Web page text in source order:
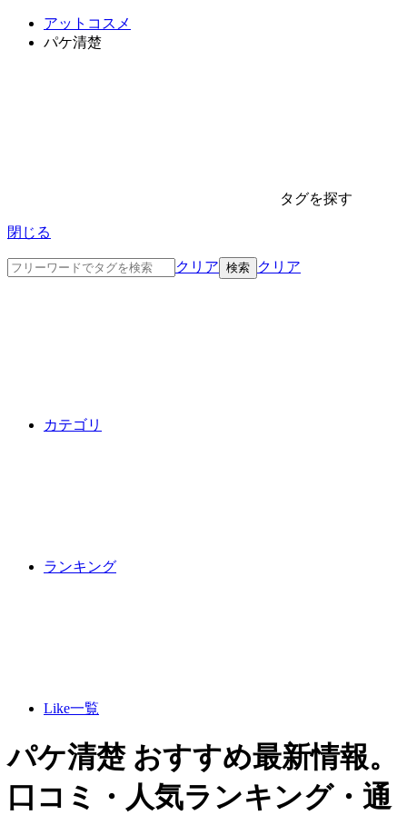
アットコスメ
パケ清楚
タグを探す
閉じる
クリア クリア
カテゴリ
ランキング
Like一覧
パケ清楚 おすすめ最新情報。
口コミ・人気ランキング・通